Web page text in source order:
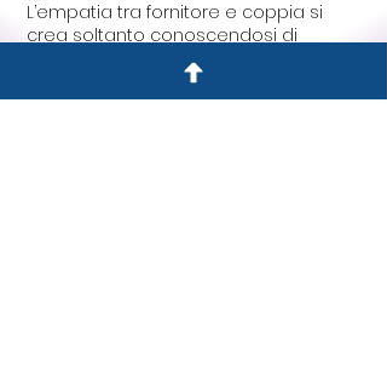
L’empatia tra fornitore e coppia si
crea soltanto conoscendosi di